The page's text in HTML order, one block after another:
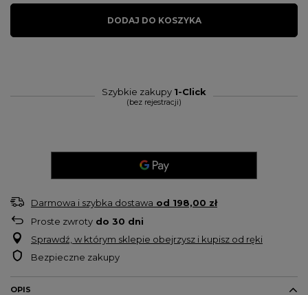
DODAJ DO KOSZYKA
Szybkie zakupy 1-Click
(bez rejestracji)
Darmowa i szybka dostawa od 198,00 zł
Proste zwroty do 30 dni
Sprawdź, w którym sklepie obejrzysz i kupisz od ręki
Bezpieczne zakupy
OPIS